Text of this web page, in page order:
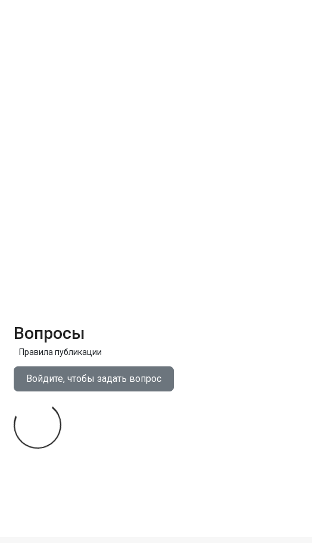
Вопросы
Правила публикации
Войдите, чтобы задать вопрос